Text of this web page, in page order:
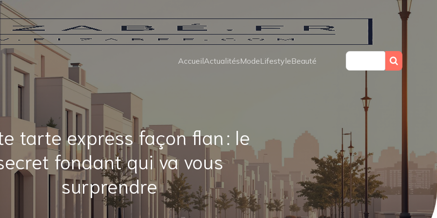
AccueilActualitésModeLifestyleBeauté
tarte express façon flan : le
fondant qui va vous
surprendre